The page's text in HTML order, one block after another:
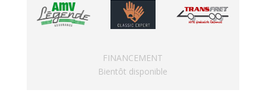
FINANCEMENT
Bientôt disponible